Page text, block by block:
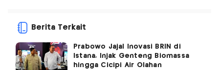
Berita Terkait
Prabowo Jajal Inovasi BRIN di
Istana, Injak Genteng Biomassa
hingga Cicipi Air Olahan